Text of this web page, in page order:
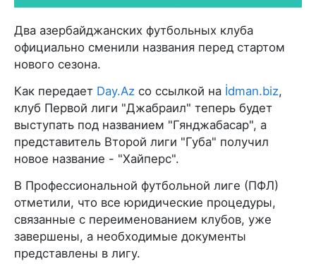
Два азербайджанских футбольных клуба
официально сменили названия перед стартом
нового сезона.
Как передает Day.Az со ссылкой на İdman.biz,
клуб Первой лиги "Джабраил" теперь будет
выступать под названием "Гянджабасар", а
представитель Второй лиги "Губа" получил
новое название - "Хайперс".
В Профессиональной футбольной лиге (ПФЛ)
отметили, что все юридические процедуры,
связанные с переименованием клубов, уже
завершены, а необходимые документы
представлены в лигу.